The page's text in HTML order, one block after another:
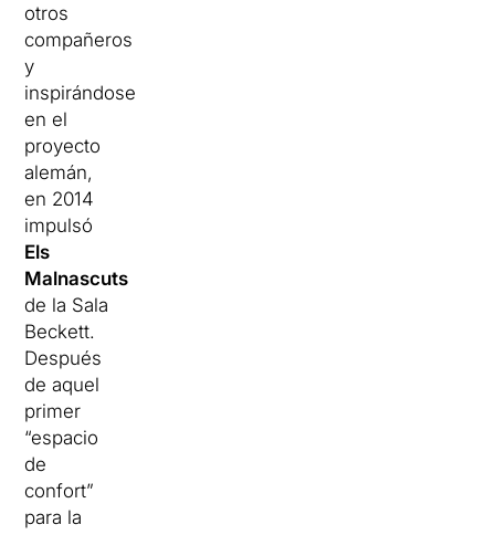
otros
compañeros
y
inspirándose
en el
proyecto
alemán,
en 2014
impulsó
Els
Malnascuts
de la Sala
Beckett.
Después
de aquel
primer
“espacio
de
confort”
para la